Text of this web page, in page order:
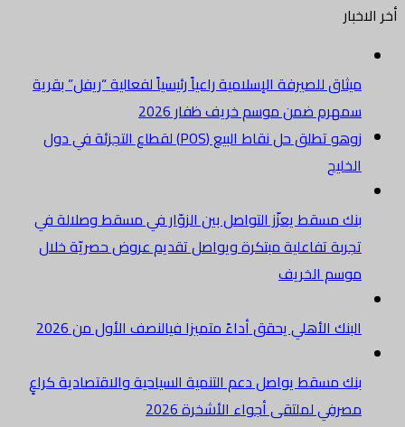
أخر الاخبار
ميثاق للصيرفة الإسلامية راعياً رئيسياً لفعالية “ريفل” بقرية
سمهرم ضمن موسم خريف ظفار 2026
زوهو تطلق حل نقاط البيع (POS) لقطاع التجزئة في دول
الخليج
بنك مسقط يعزّز التواصل بين الزوّار في مسقط وصلالة في
تجربة تفاعلية مبتكرة ويواصل تقديم عروض حصريّة خلال
موسم الخريف
البنك الأهلي يحقق أداءً متميزا فيالنصف الأول من 2026
بنك مسقط يواصل دعم التنمية السياحية والاقتصادية كراعٍ
مصرفي لملتقى أجواء الأشخرة 2026